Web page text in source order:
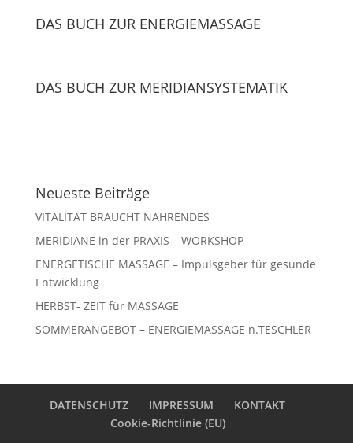
DAS BUCH ZUR ENERGIEMASSAGE
DAS BUCH ZUR MERIDIANSYSTEMATIK
Neueste Beiträge
VITALITÄT BRAUCHT NÄHRENDES
MERIDIANE in der PRAXIS – WORKSHOP
ENERGETISCHE MASSAGE – Impulsgeber für gesunde
Entwicklung
HERBST- ZEIT für MASSAGE
SOMMERANGEBOT – ENERGIEMASSAGE n.TESCHLER
DATENSCHUTZ IMPRESSUM
KONTAKT
Cookie-Richtlinie (EU)